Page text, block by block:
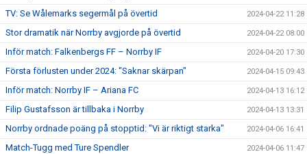
TV: Se Wålemarks segermål på övertid 2024-04-22 11:28
Stor dramatik när Norrby avgjorde på övertid 2024-04-22 08:00
Inför match: Falkenbergs FF – Norrby IF 2024-04-20 17:30
Första förlusten under 2024: "Saknar skärpan" 2024-04-15 09:43
Inför match: Norrby IF – Ariana FC 2024-04-13 16:12
Filip Gustafsson är tillbaka i Norrby 2024-04-13 13:31
Norrby ordnade poäng på stopptid: "Vi är riktigt starka" 2024-04-06 16:41
Match-Tugg med Ture Spendler 2024-04-06 11:47